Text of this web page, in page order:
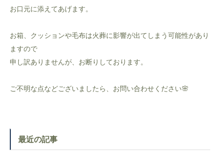
お口元に添えてあげます。
お箱、クッションや毛布は火葬に影響が出てしまう可能性があり
ますので
申し訳ありませんが、お断りしております。
ご不明な点などございましたら、お問い合わせください🌸
最近の記事